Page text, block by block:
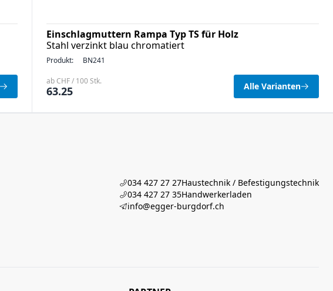
Einschlagmuttern Rampa Typ TS für Holz
Stahl verzinkt blau chromatiert
Produkt: BN241
ab CHF / 100 Stk.
63.25 Alle Varianten
034 427 27 27Haustechnik / Befestigungstechnik
034 427 27 35Handwerkerladen
info@egger-burgdorf.ch